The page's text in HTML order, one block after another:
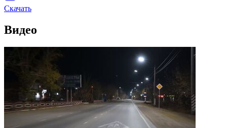
Скачать
Видео